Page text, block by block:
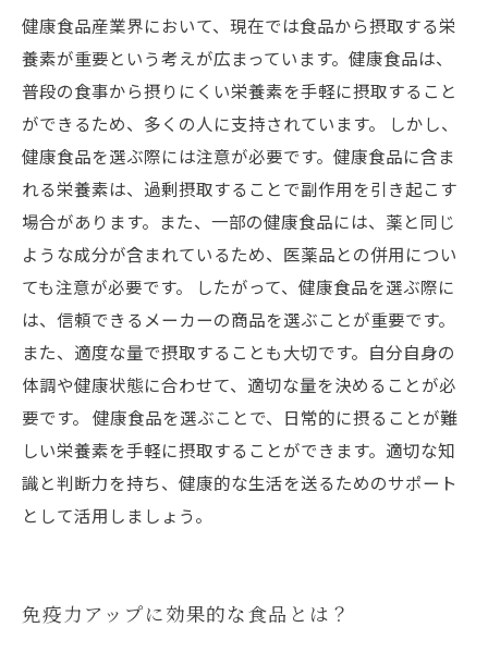
健康食品産業界において、現在では食品から摂取する栄
養素が重要という考えが広まっています。健康食品は、
普段の食事から摂りにくい栄養素を手軽に摂取すること
ができるため、多くの人に支持されています。 しかし、
健康食品を選ぶ際には注意が必要です。健康食品に含ま
れる栄養素は、過剰摂取することで副作用を引き起こす
場合があります。また、一部の健康食品には、薬と同じ
ような成分が含まれているため、医薬品との併用につい
ても注意が必要です。 したがって、健康食品を選ぶ際に
は、信頼できるメーカーの商品を選ぶことが重要です。
また、適度な量で摂取することも大切です。自分自身の
体調や健康状態に合わせて、適切な量を決めることが必
要です。 健康食品を選ぶことで、日常的に摂ることが難
しい栄養素を手軽に摂取することができます。適切な知
識と判断力を持ち、健康的な生活を送るためのサポート
として活用しましょう。
免疫力アップに効果的な食品とは？